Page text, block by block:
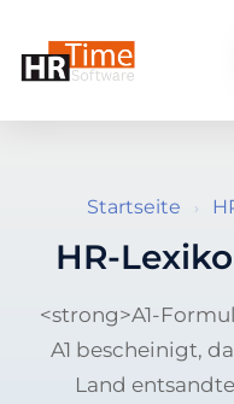
Startseite ›
HR-
<strong>A1-
A1 bescheinigt,
Land